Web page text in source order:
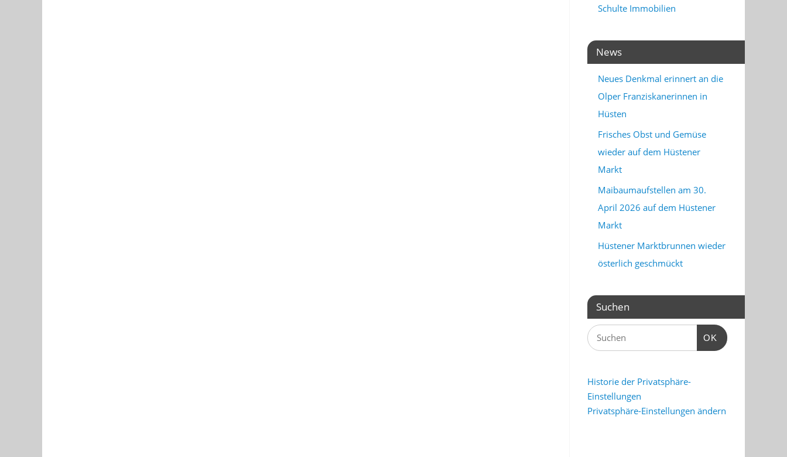
Schulte Immobilien
News
Neues Denkmal erinnert an die
Olper Franziskanerinnen in
Hüsten
Frisches Obst und Gemüse
wieder auf dem Hüstener
Markt
Maibaumaufstellen am 30.
April 2026 auf dem Hüstener
Markt
Hüstener Marktbrunnen wieder
österlich geschmückt
Suchen
OK
Historie der Privatsphäre-
Einstellungen
Privatsphäre-Einstellungen ändern